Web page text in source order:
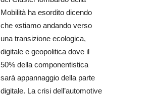
Mobilità ha esordito dicendo
che «stiamo andando verso
una transizione ecologica,
digitale e geopolitica dove il
50% della componentistica
sarà appannaggio della parte
digitale. La crisi dell’automotive